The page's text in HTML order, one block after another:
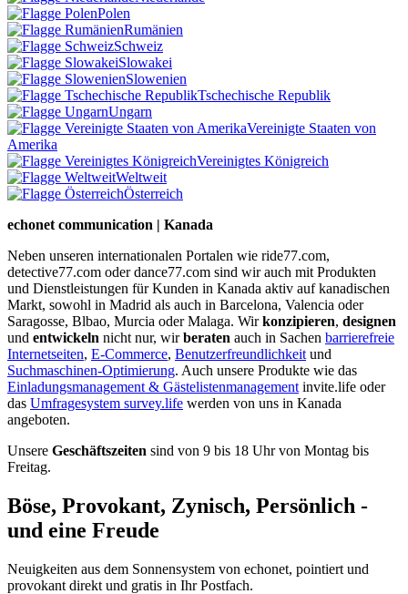
Polen
Rumänien
Schweiz
Slowakei
Slowenien
Tschechische Republik
Ungarn
Vereinigte Staaten von
Amerika
Vereinigtes Königreich
Weltweit
Österreich
echonet communication | Kanada
Neben unseren internationalen Portalen wie ride77.com,
detective77.com oder dance77.com sind wir auch mit Produkten
und Dienstleistungen für Kunden in Kanada aktiv auf kanadischen
Markt, sowohl in Madrid als auch in Barcelona, Valencia oder
Saragosse, Blbao, Murcia oder Malaga. Wirkonzipieren, designen
und entwickeln nicht nur, wirberaten auch in Sachen barrierefreie
Internetseiten, E-Commerce, Benutzerfreundlichkeit und
Suchmaschinen-Optimierung. Auch unsere Produkte wie das
Einladungsmanagement & Gästelistenmanagement invite.life oder
das Umfragesystem survey.life werden von uns in Kanada
angeboten.
Unsere Geschäftszeiten sind von 9 bis 18 Uhr von Montag bis
Freitag.
Böse, Provokant, Zynisch, Persönlich -
und eine Freude
Neuigkeiten aus dem Sonnensystem von echonet, pointiert und
provokant direkt und gratis in Ihr Postfach.